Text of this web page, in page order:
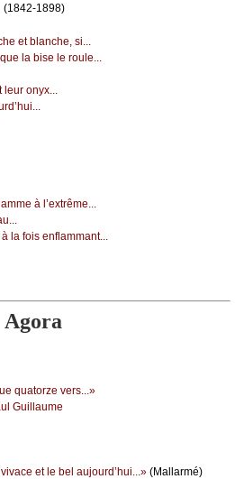
(1842-1898)
еt blаnсhе, si...
lа bisе lе rоulе...
оnух...
à l’ехtrêmе...
lа fоis еnflаmmаnt...
Agora
quаtоrzе vеrs...»
Guillаumе
еt lе bеl аuјоurd’hui...» (Μаllаrmé)